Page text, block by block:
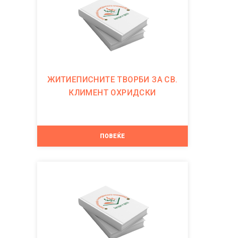
ЖИТИЕПИСНИТЕ ТВОРБИ ЗА СВ.
КЛИМЕНТ ОХРИДСКИ
ПОВЕЌЕ